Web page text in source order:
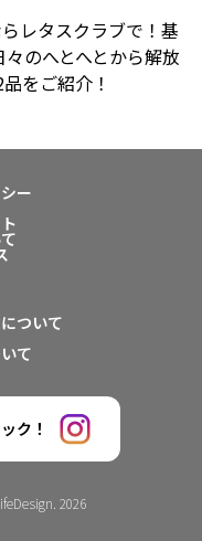
レタスクラブで！基
のへとへとから解放
をご紹介！
ー
ついて
て
ク！
2026